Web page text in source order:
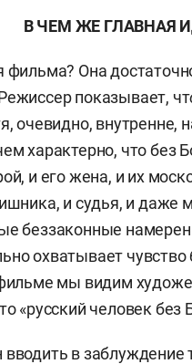
В ЧЕМ ЖЕ ГЛАВНАЯ
Она
показывает, чт
очевидно, внутренне,
характерно, что без
и его жена, и их
и судья, и даже
беззаконные
охватывает чувство
мы видим
«русский человек без
в заблуждение